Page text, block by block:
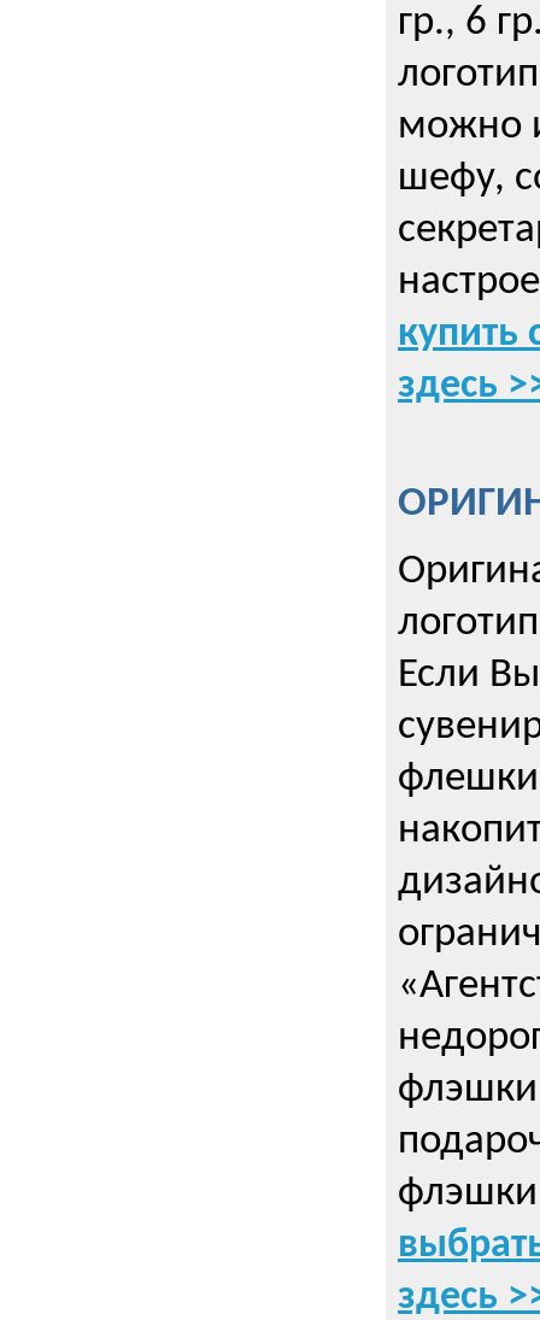
гр., 6
можно
шефу,
купить
здесь
Если
флэшки
здесь